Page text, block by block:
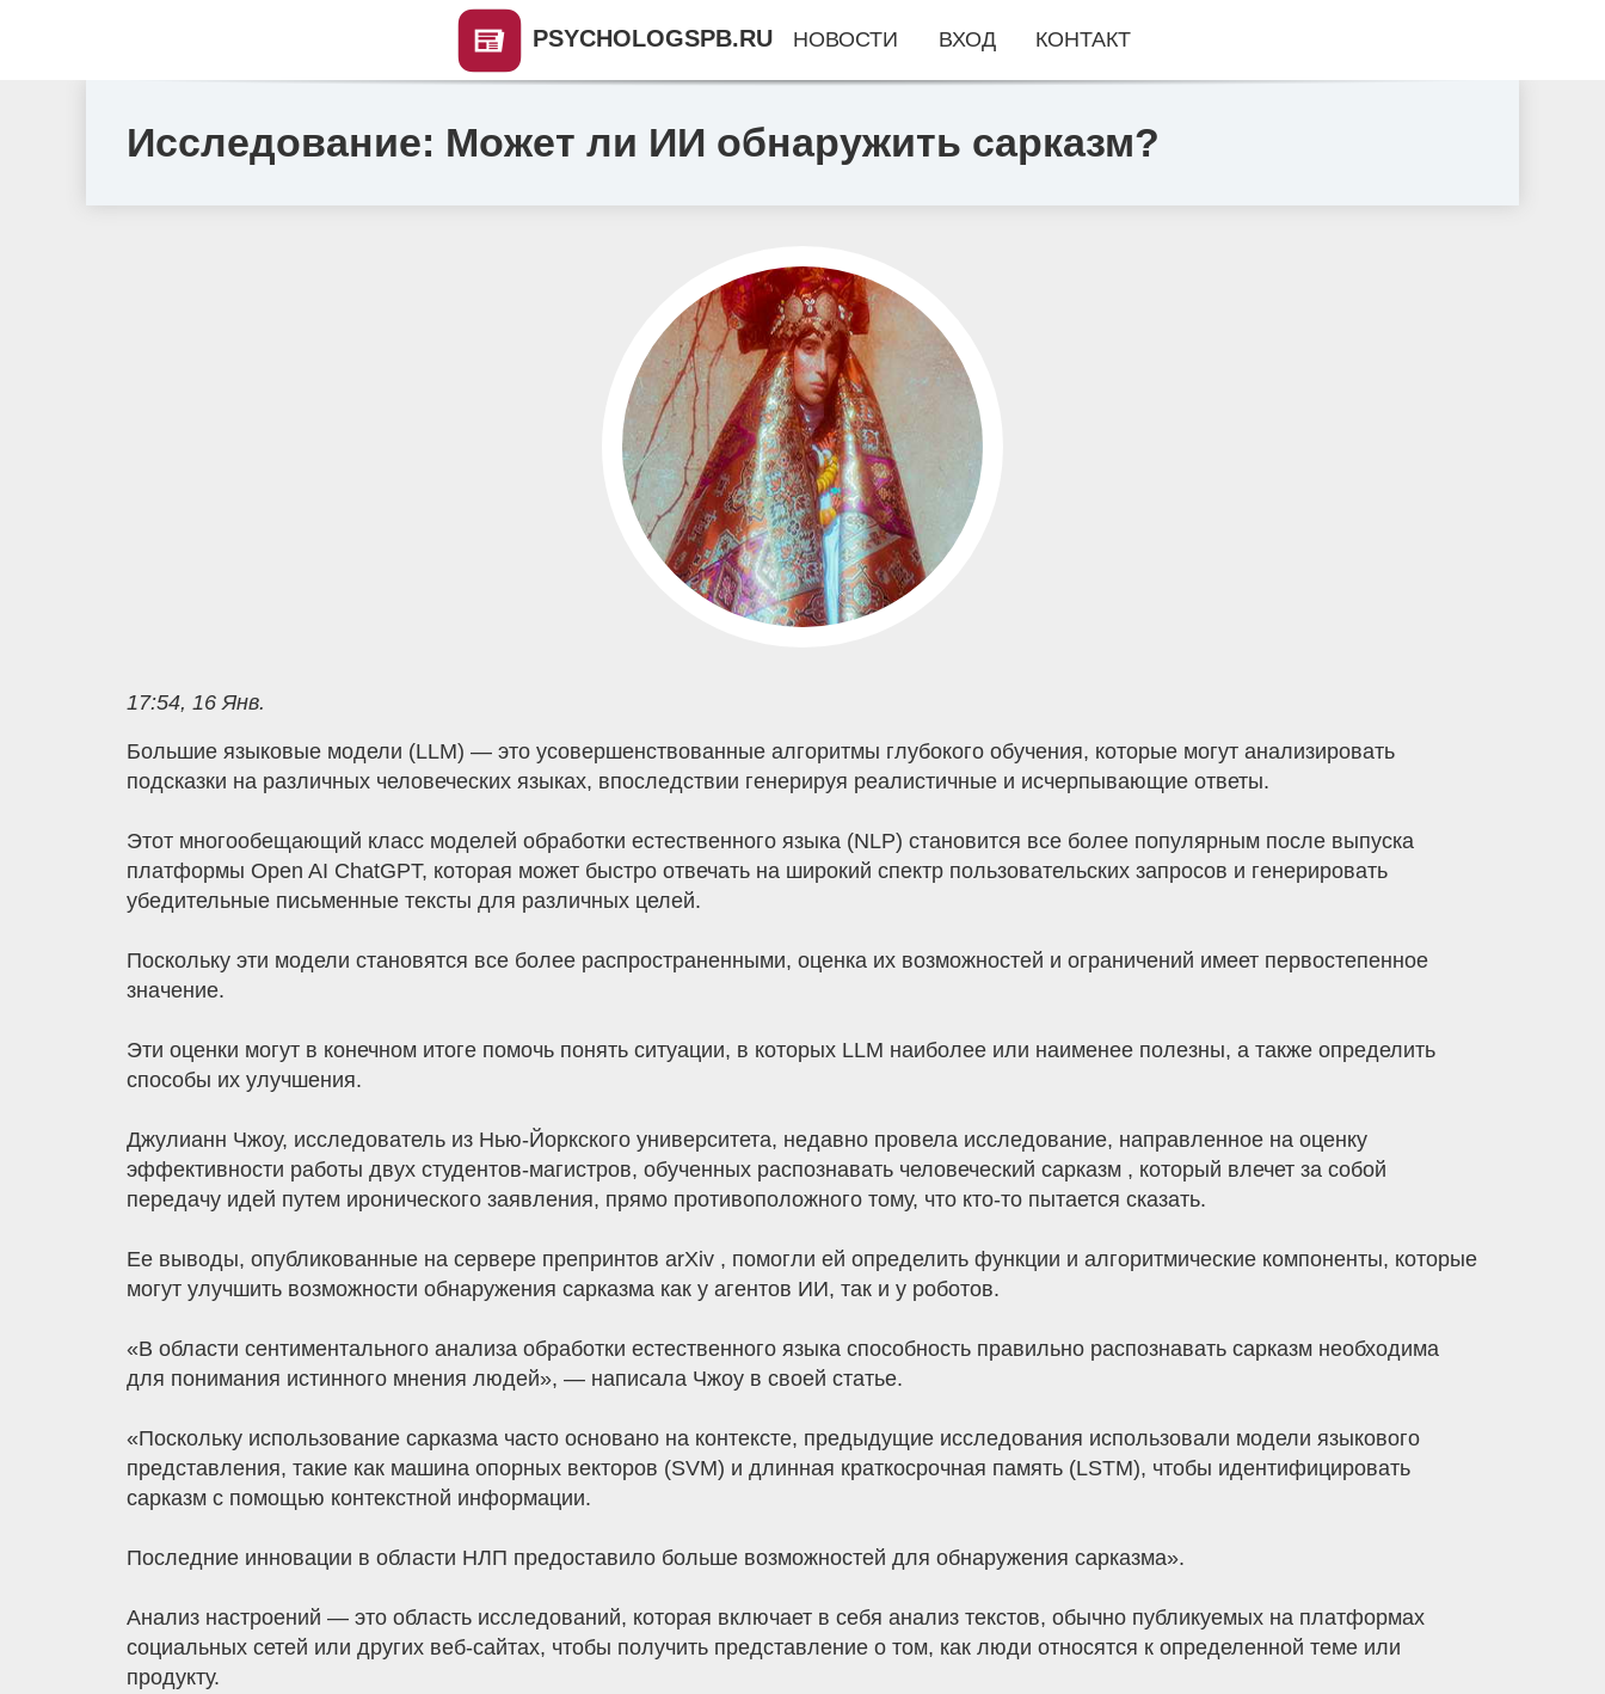
Исследование: Может ли ИИ обнаружить сарказм?
17:54, 16 Янв.
Большие языковые модели (LLM) — это усовершенствованные алгоритмы глубокого обучения, которые могут анализировать
подсказки на различных человеческих языках, впоследствии генерируя реалистичные и исчерпывающие ответы.
Этот многообещающий класс моделей обработки естественного языка (NLP) становится все более популярным после выпуска
платформы Open AI ChatGPT, которая может быстро отвечать на широкий спектр пользовательских запросов и генерировать
убедительные письменные тексты для различных целей.
Поскольку эти модели становятся все более распространенными, оценка их возможностей и ограничений имеет первостепенное
значение.
Эти оценки могут в конечном итоге помочь понять ситуации, в которых LLM наиболее или наименее полезны, а также определить
способы их улучшения.
Джулианн Чжоу, исследователь из Нью-Йоркского университета, недавно провела исследование, направленное на оценку
эффективности работы двух студентов-магистров, обученных распознавать человеческий сарказм , который влечет за собой
передачу идей путем иронического заявления, прямо противоположного тому, что кто-то пытается сказать.
Ее выводы, опубликованные на сервере препринтов arXiv , помогли ей определить функции и алгоритмические компоненты, которые
могут улучшить возможности обнаружения сарказма как у агентов ИИ, так и у роботов.
«В области сентиментального анализа обработки естественного языка способность правильно распознавать сарказм необходима
для понимания истинного мнения людей», — написала Чжоу в своей статье.
«Поскольку использование сарказма часто основано на контексте, предыдущие исследования использовали модели языкового
представления, такие как машина опорных векторов (SVM) и длинная краткосрочная память (LSTM), чтобы идентифицировать
сарказм с помощью контекстной информации.
Последние инновации в области НЛП предоставило больше возможностей для обнаружения сарказма».
Анализ настроений — это область исследований, которая включает в себя анализ текстов, обычно публикуемых на платформах
социальных сетей или других веб-сайтах, чтобы получить представление о том, как люди относятся к определенной теме или
продукту.
PSYCHOLOGSPB.RU НОВОСТИ ВХОД КОНТАКТ